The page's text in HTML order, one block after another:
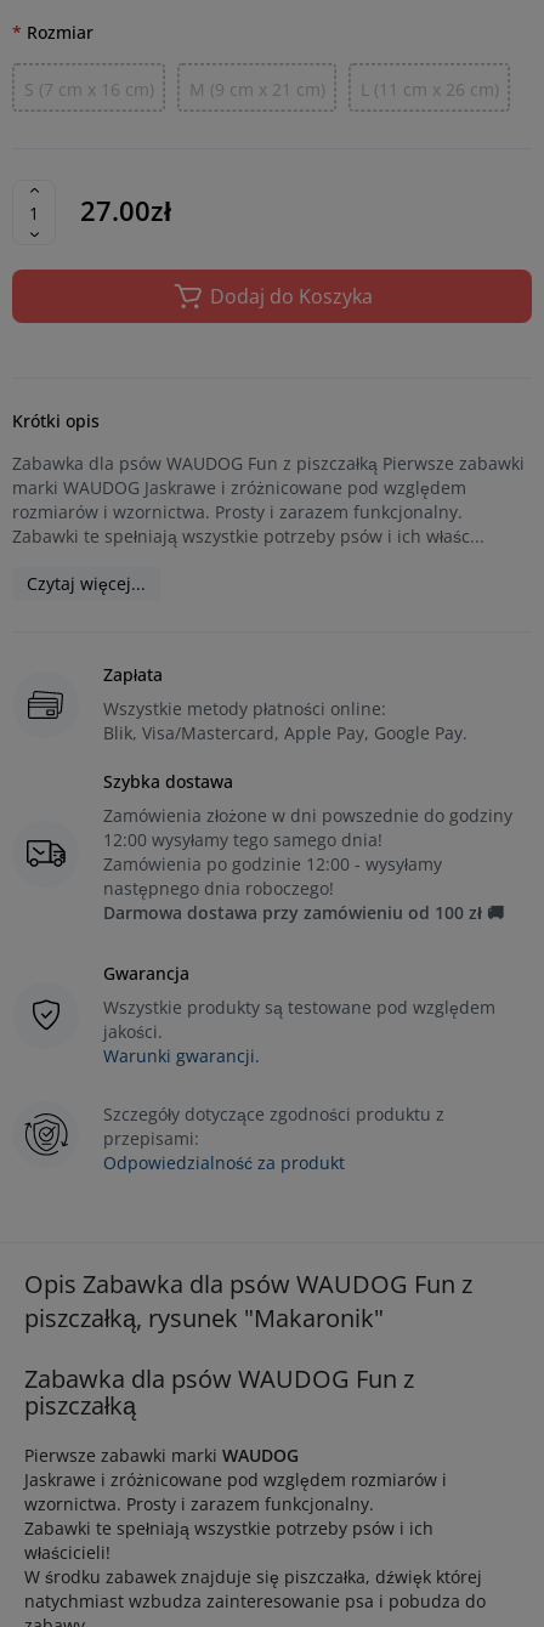
Rozmiar
S (7 cm x 16 cm) M (9 cm x 21 cm) L (11 cm x 26 cm)
27.00zł
Dodaj do Koszyka
Krótki opis
Zabawka dla psów WAUDOG Fun z piszczałką Pierwsze zabawki
marki WAUDOG Jaskrawe i zróżnicowane pod względem
rozmiarów i wzornictwa. Prosty i zarazem funkcjonalny.
Zabawki te spełniają wszystkie potrzeby psów i ich właśc...
Czytaj więcej...
Zapłata
Wszystkie metody płatności online:
Blik, Visa/Mastercard, Apple Pay, Google Pay.
Szybka dostawa
Zamówienia złożone w dni powszednie do godziny
12:00 wysyłamy tego samego dnia!
Zamówienia po godzinie 12:00 - wysyłamy
następnego dnia roboczego!
Darmowa dostawa przy zamówieniu od 100 zł 🚚
Gwarancja
Wszystkie produkty są testowane pod względem
jakości.
Warunki gwarancji.
Szczegóły dotyczące zgodności produktu z
przepisami:
Odpowiedzialność za produkt
Opis Zabawka dla psów WAUDOG Fun z
piszczałką, rysunek "Makaronik"
Zabawka dla psów WAUDOG Fun z
piszczałką
Pierwsze zabawki marki WAUDOG
Jaskrawe i zróżnicowane pod względem rozmiarów i
wzornictwa. Prosty i zarazem funkcjonalny.
Zabawki te spełniają wszystkie potrzeby psów i ich
właścicieli!
W środku zabawek znajduje się piszczałka, dźwięk której
natychmiast wzbudza zainteresowanie psa i pobudza do